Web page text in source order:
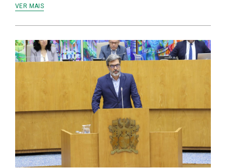
VER MAIS